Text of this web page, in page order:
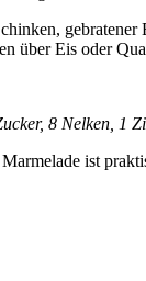
über Eis oder
8 Nelken, 1
ist